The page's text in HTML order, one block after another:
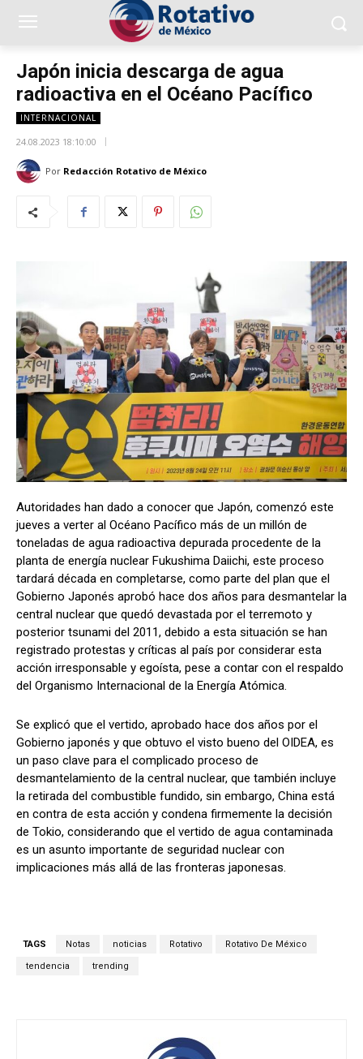
Japón inicia descarga de agua
radioactiva en el Océano Pacífico
INTERNACIONAL
24.08.2023 18:10:00
Por Redacción Rotativo de México
Autoridades han dado a conocer que Japón, comenzó este
jueves a verter al Océano Pacífico más de un millón de
toneladas de agua radioactiva depurada procedente de la
planta de energía nuclear Fukushima Daiichi, este proceso
tardará década en completarse, como parte del plan que el
Gobierno Japonés aprobó hace dos años para desmantelar la
central nuclear que quedó devastada por el terremoto y
posterior tsunami del 2011, debido a esta situación se han
registrado protestas y críticas al país por considerar esta
acción irresponsable y egoísta, pese a contar con el respaldo
del Organismo Internacional de la Energía Atómica.
Se explicó que el vertido, aprobado hace dos años por el
Gobierno japonés y que obtuvo el visto bueno del OIDEA, es
un paso clave para el complicado proceso de
desmantelamiento de la central nuclear, que también incluye
la retirada del combustible fundido, sin embargo, China está
en contra de esta acción y condena firmemente la decisión
de Tokio, considerando que el vertido de agua contaminada
es un asunto importante de seguridad nuclear con
implicaciones más allá de las fronteras japonesas.
TAGS Notas noticias Rotativo Rotativo De México
tendencia trending